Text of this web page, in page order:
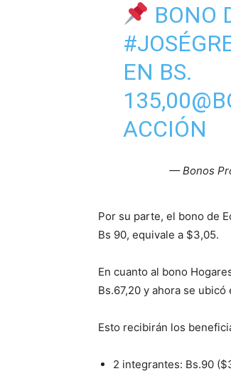
BONO
EN BS.
135,00
ACCIÓN
— Bonos
Por su parte, el bono de
Bs 90, equivale a $3,05.
En cuanto al bono
Bs.67,20 y ahora se
Esto recibirán los
2 integrantes: Bs.90